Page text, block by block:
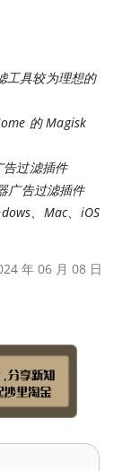
工具较为理想的
的 Magisk
告过滤插件
广告过滤插件
、Mac、iOS
年 06 月 08 日